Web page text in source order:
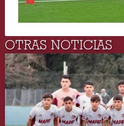
OTRAS NOTICIAS